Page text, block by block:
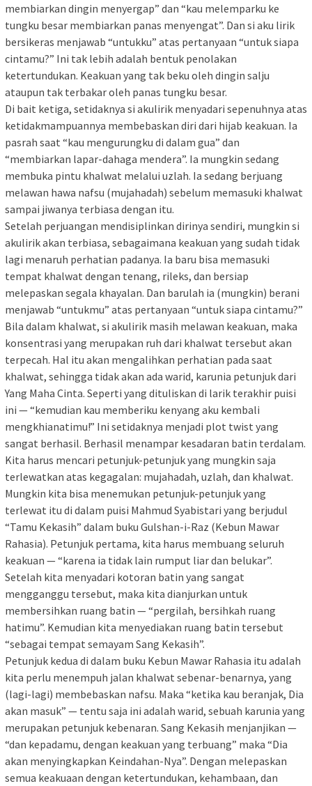
membiarkan dingin menyergap” dan “kau melemparku ke
tungku besar membiarkan panas menyengat”. Dan si aku lirik
bersikeras menjawab “untukku” atas pertanyaan “untuk siapa
cintamu?” Ini tak lebih adalah bentuk penolakan
ketertundukan. Keakuan yang tak beku oleh dingin salju
ataupun tak terbakar oleh panas tungku besar.
Di bait ketiga, setidaknya si akulirik menyadari sepenuhnya atas
ketidakmampuannya membebaskan diri dari hijab keakuan. Ia
pasrah saat “kau mengurungku di dalam gua” dan
“membiarkan lapar-dahaga mendera”. Ia mungkin sedang
membuka pintu khalwat melalui uzlah. Ia sedang berjuang
melawan hawa nafsu (mujahadah) sebelum memasuki khalwat
sampai jiwanya terbiasa dengan itu.
Setelah perjuangan mendisiplinkan dirinya sendiri, mungkin si
akulirik akan terbiasa, sebagaimana keakuan yang sudah tidak
lagi menaruh perhatian padanya. Ia baru bisa memasuki
tempat khalwat dengan tenang, rileks, dan bersiap
melepaskan segala khayalan. Dan barulah ia (mungkin) berani
menjawab “untukmu” atas pertanyaan “untuk siapa cintamu?”
Bila dalam khalwat, si akulirik masih melawan keakuan, maka
konsentrasi yang merupakan ruh dari khalwat tersebut akan
terpecah. Hal itu akan mengalihkan perhatian pada saat
khalwat, sehingga tidak akan ada warid, karunia petunjuk dari
Yang Maha Cinta. Seperti yang dituliskan di larik terakhir puisi
ini — “kemudian kau memberiku kenyang aku kembali
mengkhianatimu!” Ini setidaknya menjadi plot twist yang
sangat berhasil. Berhasil menampar kesadaran batin terdalam.
Kita harus mencari petunjuk-petunjuk yang mungkin saja
terlewatkan atas kegagalan: mujahadah, uzlah, dan khalwat.
Mungkin kita bisa menemukan petunjuk-petunjuk yang
terlewat itu di dalam puisi Mahmud Syabistari yang berjudul
“Tamu Kekasih” dalam buku Gulshan-i-Raz (Kebun Mawar
Rahasia). Petunjuk pertama, kita harus membuang seluruh
keakuan — “karena ia tidak lain rumput liar dan belukar”.
Setelah kita menyadari kotoran batin yang sangat
mengganggu tersebut, maka kita dianjurkan untuk
membersihkan ruang batin — “pergilah, bersihkah ruang
hatimu”. Kemudian kita menyediakan ruang batin tersebut
“sebagai tempat semayam Sang Kekasih”.
Petunjuk kedua di dalam buku Kebun Mawar Rahasia itu adalah
kita perlu menempuh jalan khalwat sebenar-benarnya, yang
(lagi-lagi) membebaskan nafsu. Maka “ketika kau beranjak, Dia
akan masuk” — tentu saja ini adalah warid, sebuah karunia yang
merupakan petunjuk kebenaran. Sang Kekasih menjanjikan —
“dan kepadamu, dengan keakuan yang terbuang” maka “Dia
akan menyingkapkan Keindahan-Nya”. Dengan melepaskan
semua keakuaan dengan ketertundukan, kehambaan, dan